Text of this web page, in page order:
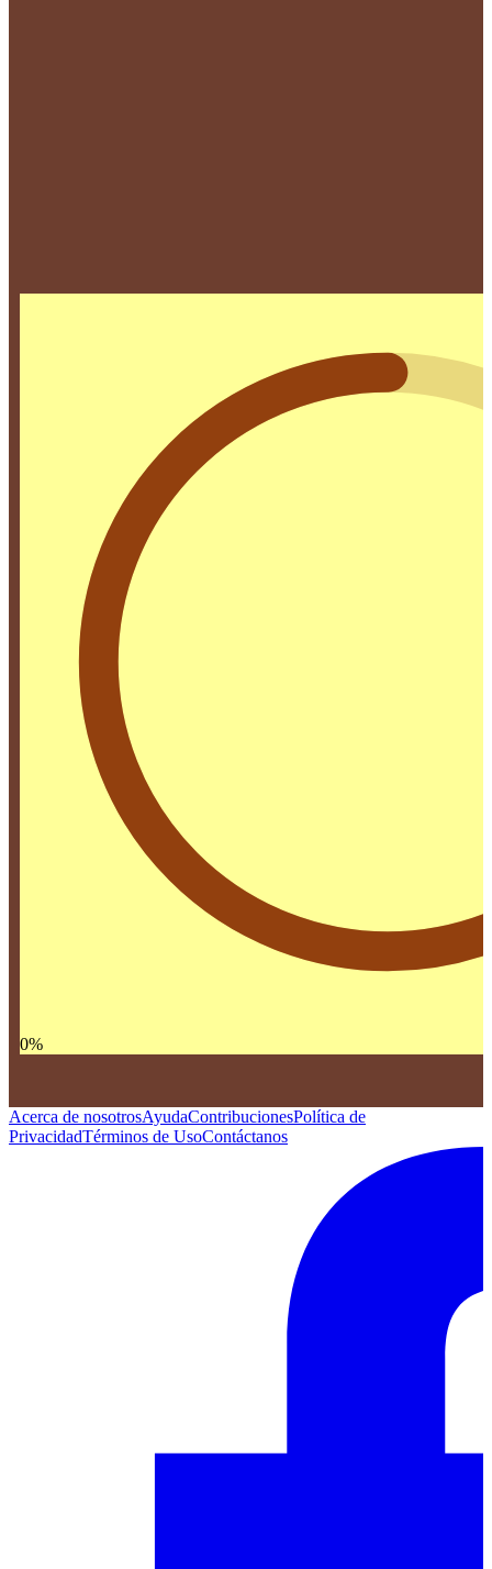
0%
Acerca de nosotrosAyudaContribucionesPolítica de
PrivacidadTérminos de UsoContáctanos